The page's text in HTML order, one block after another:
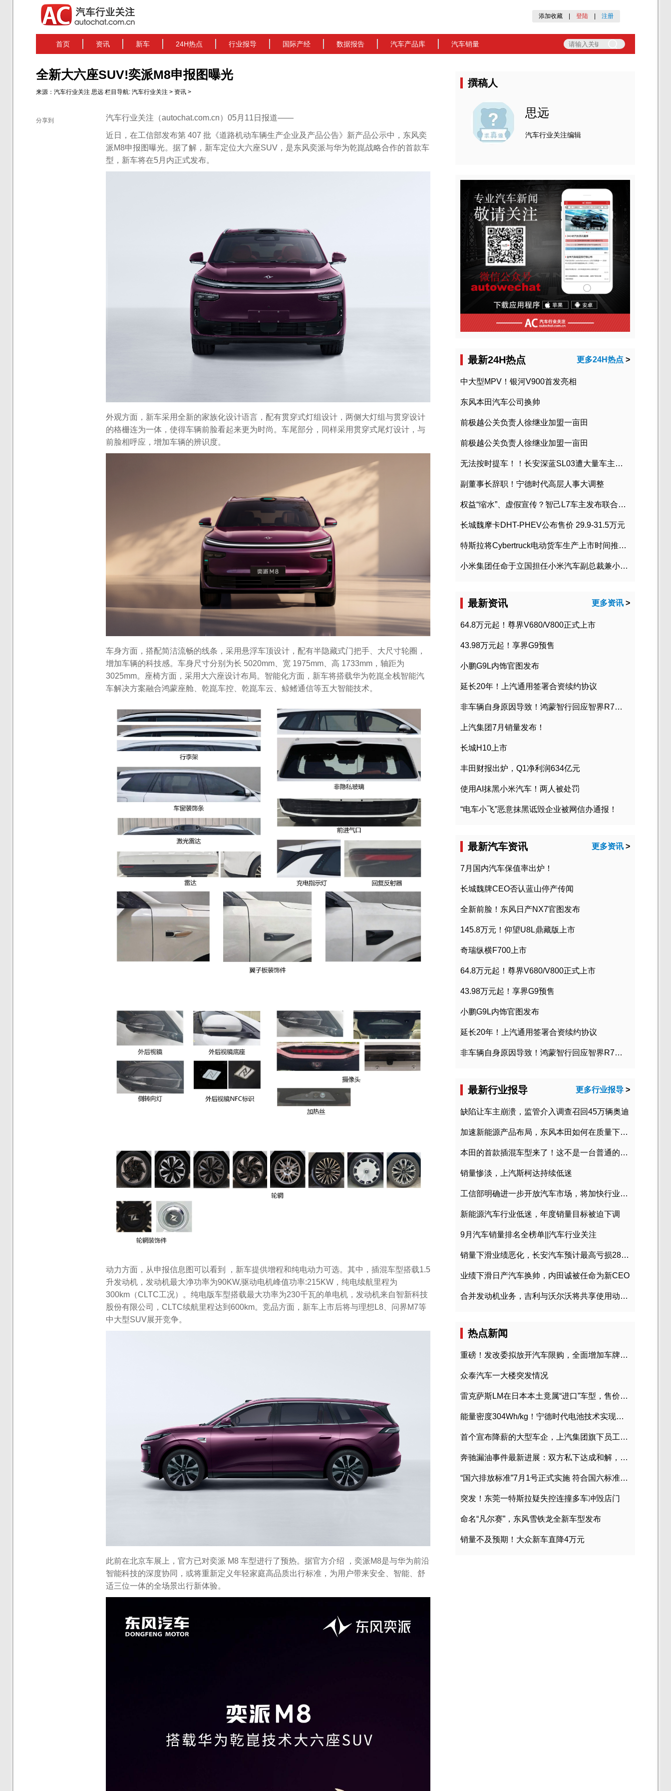
添加收藏 登陆 注册
首页 资讯 新车 24H热点 行业报导 国际产经 数据报告 汽车产品库 汽车销量
全新大六座SUV!奕派M8申报图曝光
来源： 汽车行业关注 思远 栏目导航: 汽车行业关注 > 资讯 >
分享到 汽车行业关注（autochat.com.cn）05月11日报道——
近日，在工信部发布第 407 批《道路机动车辆生产企业及产品公告》新产品公示中，东风奕
派M8申报图曝光。据了解，新车定位大六座SUV，是东风奕派与华为乾崑战略合作的首款车
型，新车将在5月内正式发布。
外观方面，新车采用全新的家族化设计语言，配有贯穿式灯组设计，两侧大灯组与贯穿设计
的格栅连为一体，使得车辆前脸看起来更为时尚。车尾部分，同样采用贯穿式尾灯设计，与
前脸相呼应，增加车辆的辨识度。
车身方面，搭配简洁流畅的线条，采用悬浮车顶设计，配有半隐藏式门把手、大尺寸轮圈，
增加车辆的科技感。车身尺寸分别为长 5020mm、宽 1975mm、高 1733mm，轴距为
3025mm。座椅方面，采用大六座设计布局。智能化方面，新车将搭载华为乾崑全栈智能汽
车解决方案融合鸿蒙座舱、乾崑车控、乾崑车云、鲸鳍通信等五大智能技术。
动力方面，从申报信息图可以看到 ，新车提供增程和纯电动力可选。其中，插混车型搭载1.5
升发动机，发动机最大净功率为90KW,驱动电机峰值功率:215KW，纯电续航里程为
300km（CLTC工况）。纯电版车型搭载最大功率为230千瓦的单电机，发动机来自智新科技
股份有限公司，CLTC续航里程达到600km。竞品方面，新车上市后将与理想L8、问界M7等
中大型SUV展开竞争。
此前在北京车展上，官方已对奕派 M8 车型进行了预热。据官方介绍 ，奕派M8是与华为前沿
智能科技的深度协同，或将重新定义年轻家庭高品质出行标准，为用户带来安全、智能、舒
适三位一体的全场景出行新体验。
撰稿人
思远
汽车行业关注编辑
最新24H热点 更多24H热点 >
中大型MPV！银河V900首发亮相
东风本田汽车公司换帅
前极越公关负责人徐继业加盟一亩田
前极越公关负责人徐继业加盟一亩田
无法按时提车！！长安深蓝SL03遭大量车主投诉
副董事长辞职！宁德时代高层人事大调整
权益“缩水”、虚假宣传？智己L7车主发布联合维权声明
长城魏摩卡DHT-PHEV公布售价 29.9-31.5万元
特斯拉将Cybertruck电动货车生产上市时间推迟到2023年初
小米集团任命于立国担任小米汽车副总裁兼小米汽车北京总部政委
最新资讯 更多资讯 >
64.8万元起！尊界V680/V800正式上市
43.98万元起！享界G9预售
小鹏G9L内饰官图发布
延长20年！上汽通用签署合资续约协议
非车辆自身原因导致！鸿蒙智行回应智界R7起火事故
上汽集团7月销量发布！
长城H10上市
丰田财报出炉，Q1净利润634亿元
使用AI抹黑小米汽车！两人被处罚
“电车小飞”恶意抹黑诋毁企业被网信办通报！
最新汽车资讯 更多资讯 >
7月国内汽车保值率出炉！
长城魏牌CEO否认蓝山停产传闻
全新前脸！东风日产NX7官图发布
145.8万元！仰望U8L鼎藏版上市
奇瑞纵横F700上市
64.8万元起！尊界V680/V800正式上市
43.98万元起！享界G9预售
小鹏G9L内饰官图发布
延长20年！上汽通用签署合资续约协议
非车辆自身原因导致！鸿蒙智行回应智界R7起火事故
最新行业报导 更多行业报导 >
缺陷让车主崩溃，监管介入调查召回45万辆奥迪
加速新能源产品布局，东风本田如何在质量下转型？
本田的首款插混车型来了！这不是一台普通的CR-V
销量惨淡，上汽斯柯达持续低迷
工信部明确进一步开放汽车市场，将加快行业兼并重组
新能源汽车行业低迷，年度销量目标被迫下调
9月汽车销量排名全榜单||汽车行业关注
销量下滑业绩恶化，长安汽车预计最高亏损28亿元
业绩下滑日产汽车换帅，内田诚被任命为新CEO
合并发动机业务，吉利与沃尔沃将共享使用动力总成
热点新闻
重磅！发改委拟放开汽车限购，全面增加车牌指标
众泰汽车一大楼突发情况
雷克萨斯LM在日本本土竟属“进口”车型，售价2580万日元
能量密度304Wh/kg！宁德时代电池技术实现突破
首个宣布降薪的大型车企，上汽集团旗下员工降薪文件曝光
奔驰漏油事件最新进展：双方私下达成和解，工商已介入调查
“国六排放标准”7月1号正式实施 符合国六标准车型目录一览
突发！东莞一特斯拉疑失控连撞多车冲毁店门
命名“凡尔赛”，东风雪铁龙全新车型发布
销量不及预期！大众新车直降4万元